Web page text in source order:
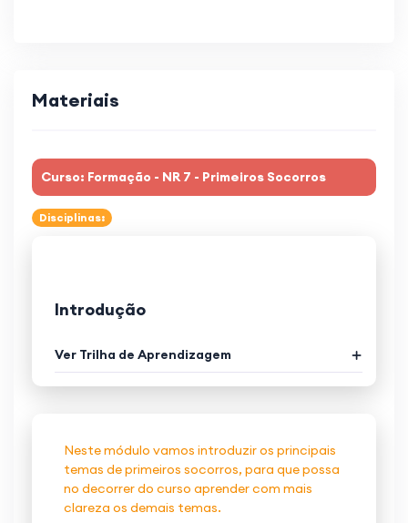
Materiais
Curso: Formação - NR 7 - Primeiros Socorros
Disciplinas:
Introdução
Ver Trilha de Aprendizagem
Neste módulo vamos introduzir os principais
temas de primeiros socorros, para que possa
no decorrer do curso aprender com mais
clareza os demais temas.